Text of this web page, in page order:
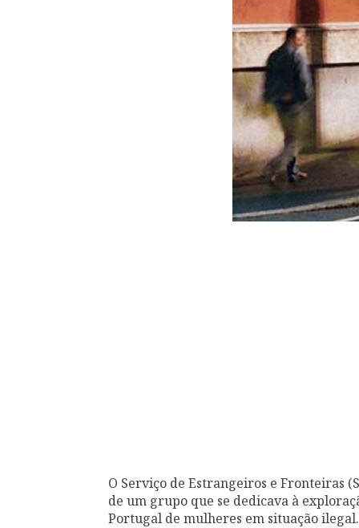
O Serviço de Estrangeiros e Fronteiras
de um grupo que se dedicava à
Portugal de mulheres em situação ilegal.